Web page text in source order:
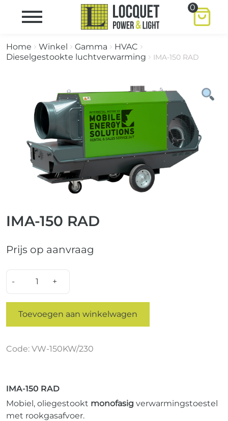
0
Home Winkel Gamma
HVAC
Dieselgestookte luchtverwarming
IMA-150 RAD
IMA-150 RAD
Prijs op aanvraag
Toevoegen aan winkelwagen
Code: VW-150KW/230
IMA-150 RAD
Mobiel, oliegestookt monofasig verwarmingstoestel
met rookgasafvoer.